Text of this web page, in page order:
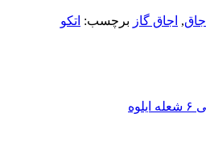
اجاق, اجاق گاز برچسب: اتکو